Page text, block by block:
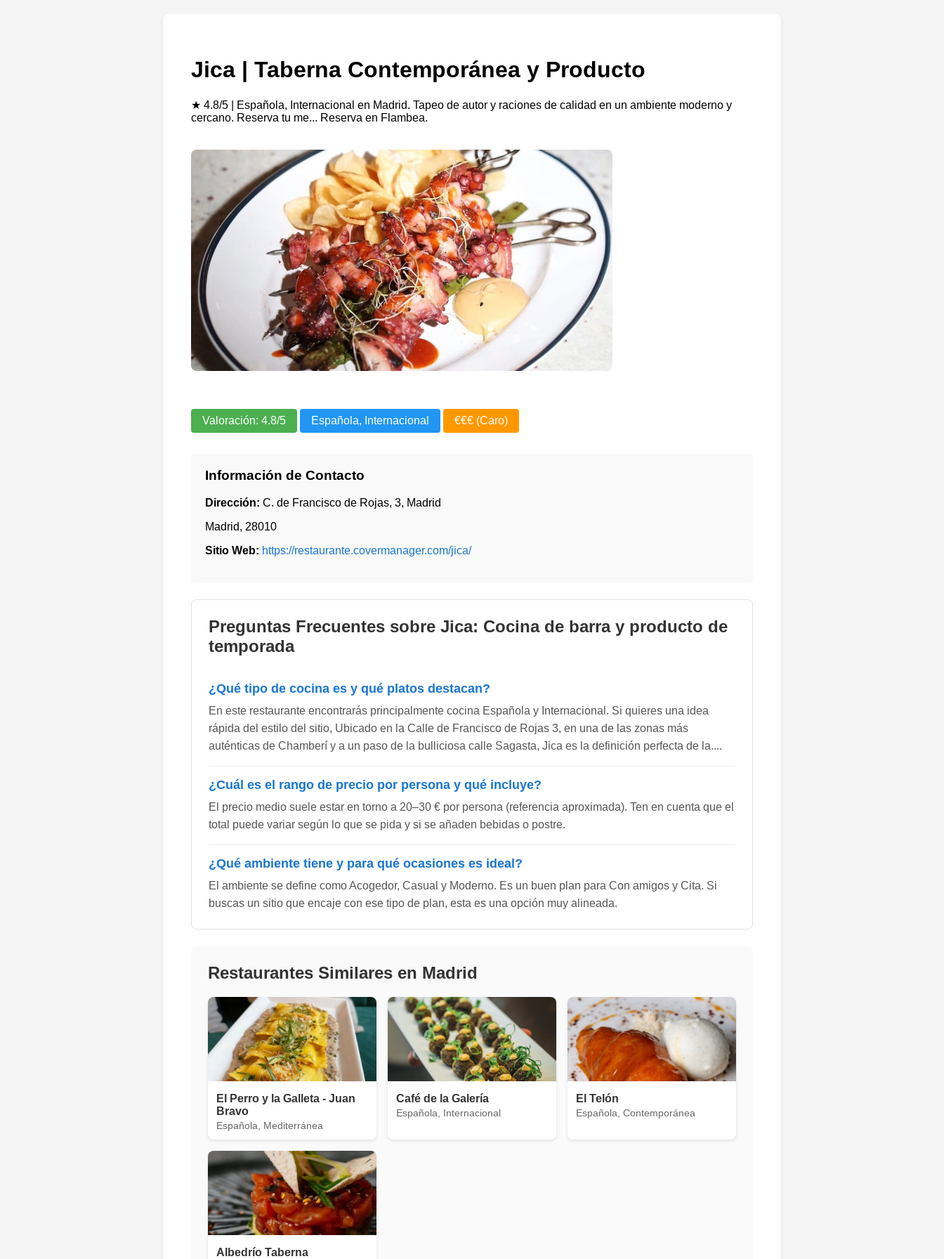
Jica | Taberna Contemporánea y Producto
★ 4.8/5 | Española, Internacional en Madrid. Tapeo de autor y raciones de calidad en un ambiente moderno y
cercano. Reserva tu me... Reserva en Flambea.
Valoración: 4.8/5 Española, Internacional €€€ (Caro)
Información de Contacto
Dirección: C. de Francisco de Rojas, 3, Madrid
Madrid, 28010
Sitio Web: https://restaurante.covermanager.com/jica/
Preguntas Frecuentes sobre Jica: Cocina de barra y producto de
temporada
¿Qué tipo de cocina es y qué platos destacan?
En este restaurante encontrarás principalmente cocina Española y Internacional. Si quieres una idea
rápida del estilo del sitio, Ubicado en la Calle de Francisco de Rojas 3, en una de las zonas más
auténticas de Chamberí y a un paso de la bulliciosa calle Sagasta, Jica es la definición perfecta de la....
¿Cuál es el rango de precio por persona y qué incluye?
El precio medio suele estar en torno a 20–30 € por persona (referencia aproximada). Ten en cuenta que el
total puede variar según lo que se pida y si se añaden bebidas o postre.
¿Qué ambiente tiene y para qué ocasiones es ideal?
El ambiente se define como Acogedor, Casual y Moderno. Es un buen plan para Con amigos y Cita. Si
buscas un sitio que encaje con ese tipo de plan, esta es una opción muy alineada.
Restaurantes Similares en Madrid
El Perro y la Galleta - Juan
Bravo
Española, Mediterránea
Café de la Galería
Española, Internacional
El Telón
Española, Contemporánea
Albedrío Taberna